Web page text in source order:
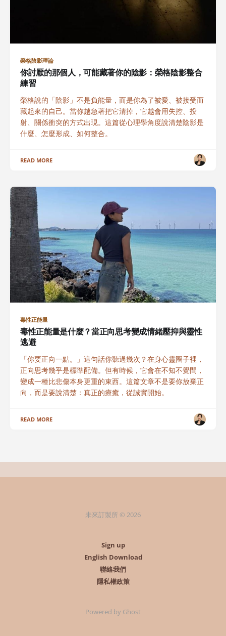
榮格陰影理論
你討厭的那個人，可能藏著你的陰影：榮格陰影整合
練習
榮格說的「陰影」不是負能量，而是你為了被愛、被接受而
藏起來的自己。當你越急著把它清掉，它越會用失控、投
射、關係衝突的方式出現。這篇從心理學角度說清楚陰影是
什麼、怎麼形成、如何整合。
READ MORE
毒性正能量
毒性正能量是什麼？當正向思考變成情緒壓抑與靈性
逃避
「你要正向一點。」這句話你聽過幾次？在身心靈圈子裡，
正向思考幾乎是標準配備。但有時候，它會在不知不覺間，
變成一種比悲傷本身更重的東西。這篇文章不是要你放棄正
向，而是要說清楚：真正的療癒，從誠實開始。
READ MORE
未來訂製所 © 2026
Sign up
English Download
聯絡我們
隱私權政策
Powered by Ghost